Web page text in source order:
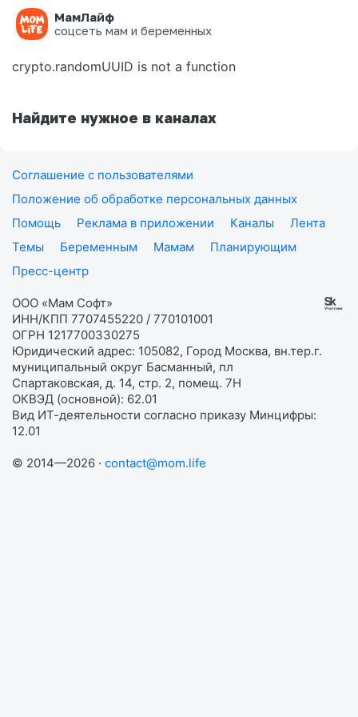
МамЛайф
соцсеть мам и беременных
Ошибка на странице
crypto.randomUUID is not a function
Найдите нужное в каналах
Соглашение с пользователями
Положение об обработке персональных данных
Помощь
Реклама в приложении Каналы
Лента
Темы
Беременным Мамам
Планирующим
Пресс-центр
ООО «Мам Софт»
ИНН/КПП 7707455220 / 770101001
ОГРН 1217700330275
Юридический адрес: 105082, Город Москва, вн.тер.г.
муниципальный округ Басманный, пл
Спартаковская, д. 14, стр. 2, помещ. 7Н
ОКВЭД (основной): 62.01
Вид ИТ-деятельности согласно приказу Минцифры:
12.01
© 2014—2026 · contact@mom.life